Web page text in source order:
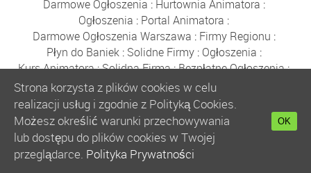
Darmowe Ogłoszenia : Hurtownia Animatora :
Ogłoszenia : Portal Animatora :
Darmowe Ogłoszenia Warszawa : Firmy Regionu :
Płyn do Baniek: Solidne Firmy: Ogłoszenia :
Kurs Animatora:Solidna Firma:Bezpłatne Ogłoszenia:
Animator Czasu Wolnego:
Bezpłatne Ogłoszenia Warszawa:sklep animatora
Bańki Mydlane:Bezpłatne Ogłoszenia
Szkolenie Animatorów:Kurs Animatora
:
Kurs Animatora Warszawa :Rumia
Kurs Animatora Poznań:
Strona korzysta z plików cookies w celu
realizacji usług i zgodnie z Polityką Cookies.
Możesz określić warunki przechowywania
lub dostępu do plików cookies w Twojej
przeglądarce. Polityka Prywatności
OK